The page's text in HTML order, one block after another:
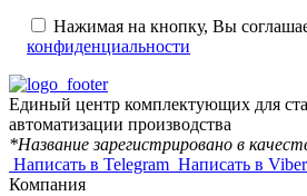
Нажимая на кнопку, Вы
конфиденциальности
Единый центр комплектующих для
автоматизации производства
*Название зарегистрировано в
Написать в Telegram Написать в Viber
Компания